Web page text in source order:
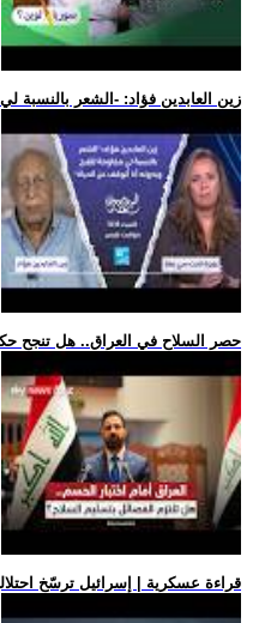
.. زين العابدين فؤاد: -الشعر بالنسبة
.. حصر السلاح في العراق.. هل تنجح
.. قراءة عسكرية | إسرائيل ترسّخ